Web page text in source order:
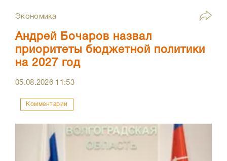
Экономика
Андрей Бочаров назвал
приоритеты бюджетной политики
на 2027 год
05.08.2026 11:53
Комментарии